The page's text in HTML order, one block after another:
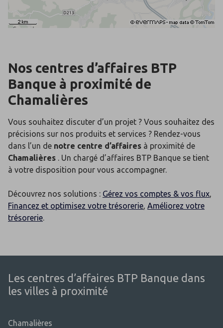
Nos centres d’affaires BTP
Banque à proximité de
Chamalières
Vous souhaitez discuter d’un projet ? Vous souhaitez des
précisions sur nos produits et services ? Rendez-vous
dans l’un de notre centre d’affaires à proximité de
Chamalières . Un chargé d’affaires BTP Banque se tient
à votre disposition pour vous accompagner.
Découvrez nos solutions : Gérez vos comptes & vos flux,
Financez et optimisez votre trésorerie, Améliorez votre
trésorerie.
Les centres d’affaires BTP Banque dans
les villes à proximité
Chamalières